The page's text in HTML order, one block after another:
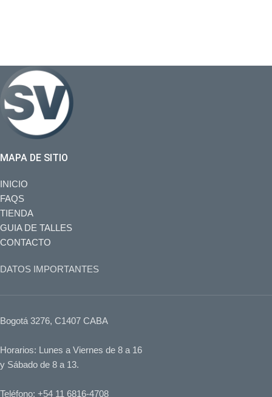
MAPA DE SITIO
INICIO
FAQS
TIENDA
GUIA DE TALLES
CONTACTO
DATOS IMPORTANTES
Bogotá 3276, C1407 CABA
Horarios: Lunes a Viernes de 8 a 16
y Sábado de 8 a 13.
Teléfono: +54 11 6816-4708